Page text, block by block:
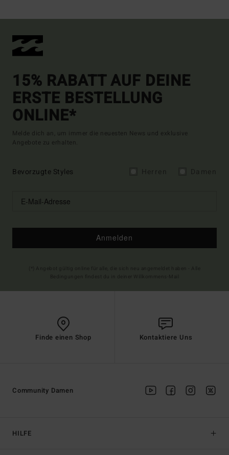
15% RABATT AUF DEINE
ERSTE BESTELLUNG
ONLINE*
Melde dich an, um immer die neuesten News und exklusive
Angebote zu erhalten.
Bevorzugte Styles
Anmelden
Finde einen Shop Kontaktiere Uns
HILFE
Community Damen